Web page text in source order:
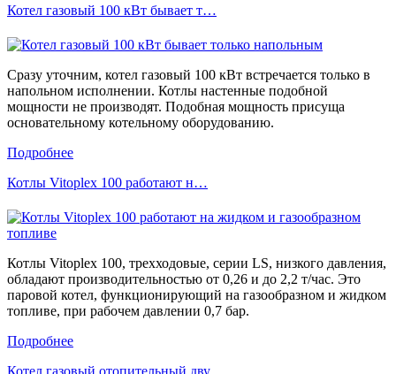
Котел газовый 100 кВт бывает т…
Сразу уточним, котел газовый 100 кВт встречается только в
напольном исполнении. Котлы настенные подобной
мощности не производят. Подобная мощность присуща
основательному котельному оборудованию.
Подробнее
Котлы Vitoplex 100 работают н…
Котлы Vitoplex 100, трехходовые, серии LS, низкого давления,
обладают производительностью от 0,26 и до 2,2 т/час. Это
паровой котел, функционирующий на газообразном и жидком
топливе, при рабочем давлении 0,7 бар.
Подробнее
Котел газовый отопительный дву…